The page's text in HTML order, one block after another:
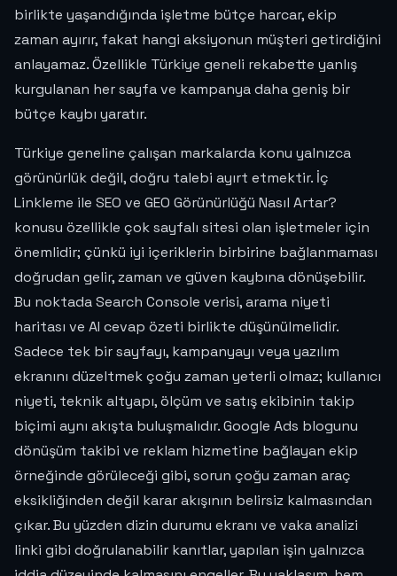
birlikte yaşandığında işletme bütçe harcar, ekip
zaman ayırır, fakat hangi aksiyonun müşteri getirdiğini
anlayamaz. Özellikle Türkiye geneli rekabette yanlış
kurgulanan her sayfa ve kampanya daha geniş bir
bütçe kaybı yaratır.
Türkiye geneline çalışan markalarda konu yalnızca
görünürlük değil, doğru talebi ayırt etmektir. İç
Linkleme ile SEO ve GEO Görünürlüğü Nasıl Artar?
konusu özellikle çok sayfalı sitesi olan işletmeler için
önemlidir; çünkü iyi içeriklerin birbirine bağlanmaması
doğrudan gelir, zaman ve güven kaybına dönüşebilir.
Bu noktada Search Console verisi, arama niyeti
haritası ve AI cevap özeti birlikte düşünülmelidir.
Sadece tek bir sayfayı, kampanyayı veya yazılım
ekranını düzeltmek çoğu zaman yeterli olmaz; kullanıcı
niyeti, teknik altyapı, ölçüm ve satış ekibinin takip
biçimi aynı akışta buluşmalıdır. Google Ads blogunu
dönüşüm takibi ve reklam hizmetine bağlayan ekip
örneğinde görüleceği gibi, sorun çoğu zaman araç
eksikliğinden değil karar akışının belirsiz kalmasından
çıkar. Bu yüzden dizin durumu ekranı ve vaka analizi
linki gibi doğrulanabilir kanıtlar, yapılan işin yalnızca